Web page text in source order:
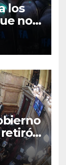
los
no
retiró